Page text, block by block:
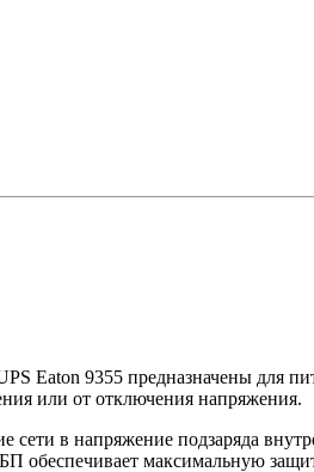
Eaton 9355 предназначены для
или от отключения напряжения.
сети в напряжение подзаряда
обеспечивает максимальную